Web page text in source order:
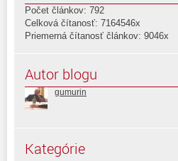
Počet článkov: 792
Celková čítanosť: 7164546x
Priemerná čítanosť článkov: 9046x
Autor blogu
gumurin
Kategórie